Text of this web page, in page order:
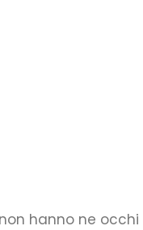
hanno ne occhi